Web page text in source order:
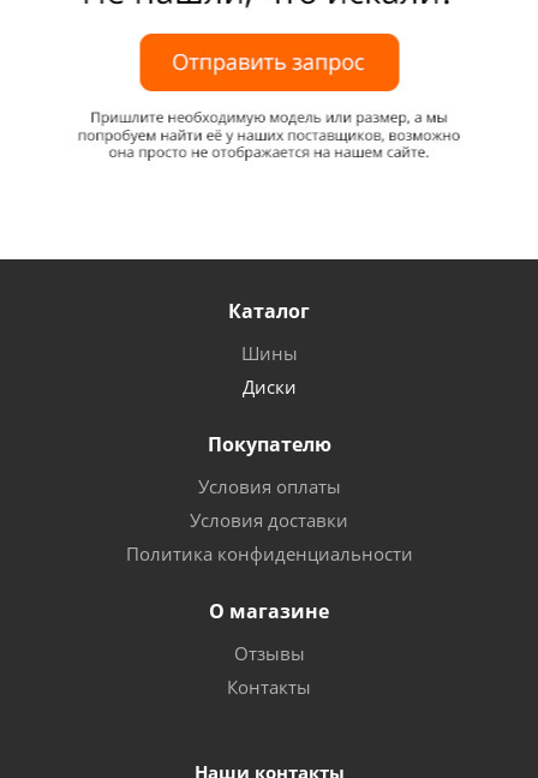
Каталог
Шины
Диски
Покупателю
Условия оплаты
Условия доставки
Политика конфиденциальности
О магазине
Отзывы
Контакты
Наши контакты